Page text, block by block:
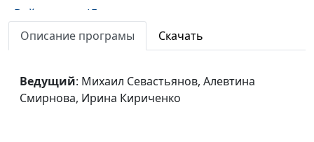
Война и мир (Лев
Толстой)
Мария Мараханова,
Ирина Кириченко
Божеское и
человеческое (Лев
Толстой)
Михаил Севастьянов
Описание програмы Скачать
Ведущий: Михаил Севастьянов, Алевтина
Смирнова, Ирина Кириченко